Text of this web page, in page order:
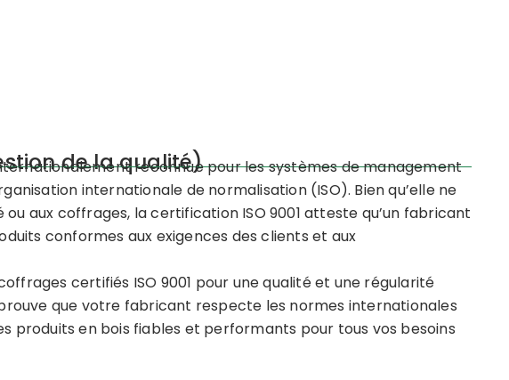
de la qualité)reconnue pour les systèmes de management
internationale de normalisation (ISO). Bien qu’elle ne
aux coffrages, la certification ISO 9001 atteste qu’un fabricant
conformes aux exigences des clients et aux
certifiés ISO 9001 pour une qualité et une régularité
que votre fabricant respecte les normes internationales
produits en bois fiables et performants pour tous vos besoins